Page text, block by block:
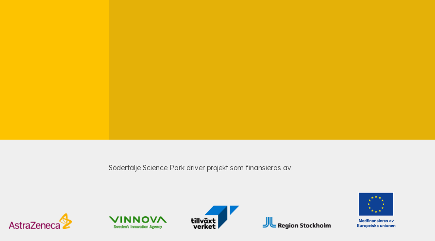
Södertälje Science Park driver projekt som finansieras av: